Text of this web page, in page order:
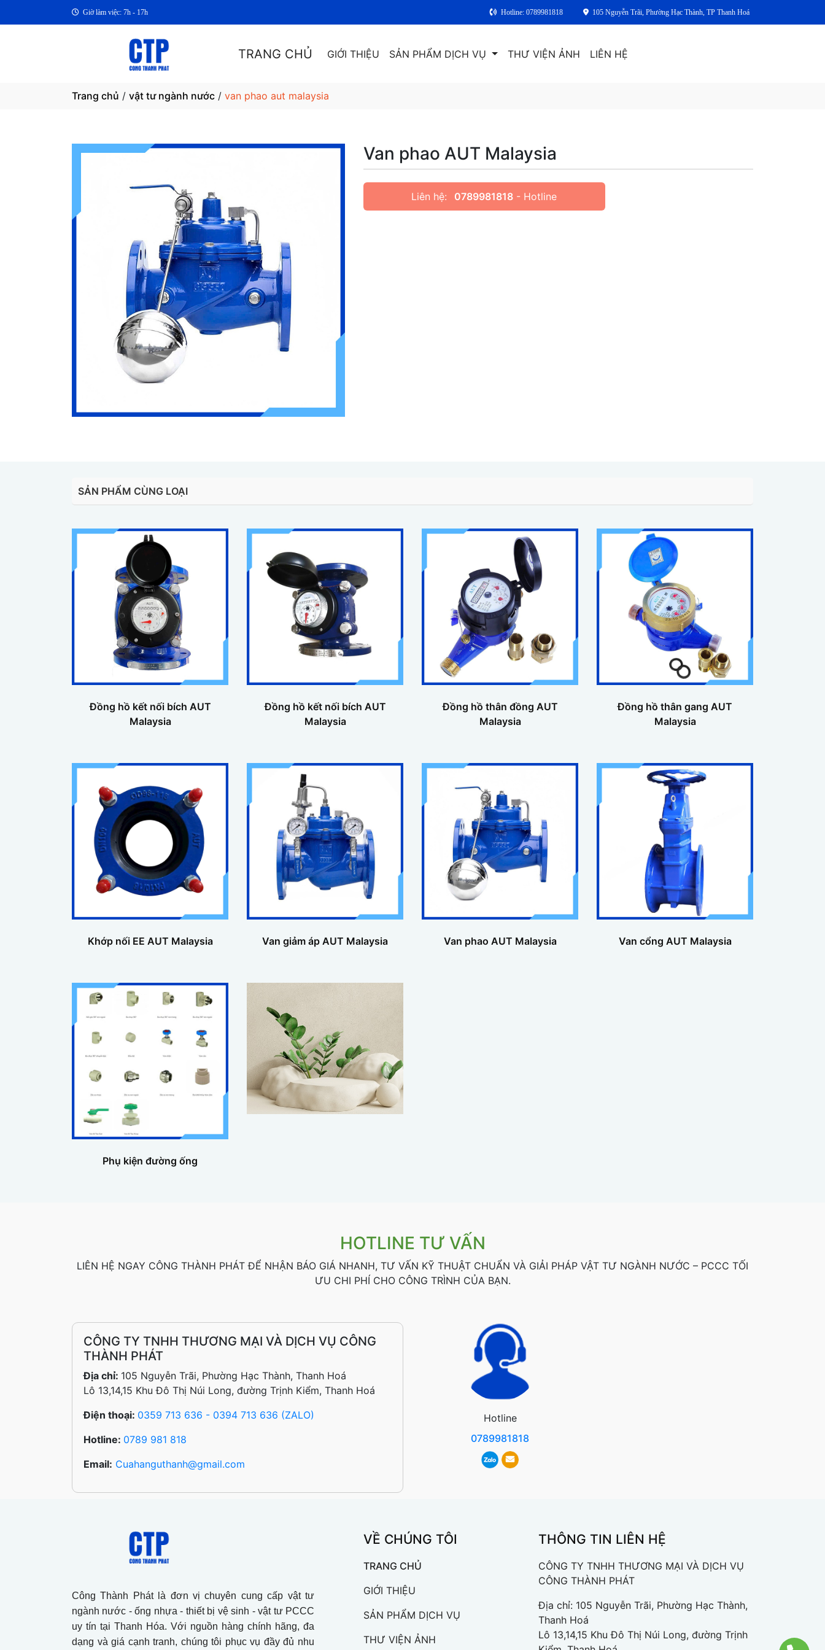
Giờ làm việc: 7h - 17h Hotline: 0789981818 105 Nguyễn Trãi, Phường Hạc Thành, TP Thanh Hoá
TRANG CHỦ GIỚI THIỆU SẢN PHẨM DỊCH VỤ THƯ VIỆN ẢNH LIÊN HỆ
Trang chủ / vật tư ngành nước / van phao aut malaysia
Van phao AUT Malaysia
Liên hệ: 0789981818 - Hotline
SẢN PHẨM CÙNG LOẠI
Đồng hồ kết nối bích AUT
Malaysia
Đồng hồ kết nối bích AUT
Malaysia
Đồng hồ thân đồng AUT
Malaysia
Đồng hồ thân gang AUT
Malaysia
Khớp nối EE AUT Malaysia Van giảm áp AUT Malaysia Van phao AUT Malaysia Van cổng AUT Malaysia
Phụ kiện đường ống
HOTLINE TƯ VẤN
LIÊN HỆ NGAY CÔNG THÀNH PHÁT ĐỂ NHẬN BÁO GIÁ NHANH, TƯ VẤN KỸ THUẬT CHUẨN VÀ GIẢI PHÁP VẬT TƯ NGÀNH NƯỚC – PCCC TỐI
ƯU CHI PHÍ CHO CÔNG TRÌNH CỦA BẠN.
CÔNG TY TNHH THƯƠNG MẠI VÀ DỊCH VỤ CÔNG
THÀNH PHÁT
Địa chỉ: 105 Nguyễn Trãi, Phường Hạc Thành, Thanh Hoá
Lô 13,14,15 Khu Đô Thị Núi Long, đường Trịnh Kiểm, Thanh Hoá
Điện thoại: 0359 713 636 - 0394 713 636 (ZALO)
Hotline: 0789 981 818
Email: Cuahanguthanh@gmail.com
Hotline
0789981818
Công Thành Phát là đơn vị chuyên cung cấp vật tư
ngành nước - ống nhựa - thiết bị vệ sinh - vật tư PCCC
uy tín tại Thanh Hóa. Với nguồn hàng chính hãng, đa
dạng và giá cạnh tranh, chúng tôi phục vụ đầy đủ nhu
VỀ CHÚNG TÔI
TRANG CHỦ
GIỚI THIỆU
SẢN PHẨM DỊCH VỤ
THƯ VIỆN ẢNH
THÔNG TIN LIÊN HỆ
CÔNG TY TNHH THƯƠNG MẠI VÀ DỊCH VỤ
CÔNG THÀNH PHÁT
Địa chỉ: 105 Nguyễn Trãi, Phường Hạc Thành,
Thanh Hoá
Lô 13,14,15 Khu Đô Thị Núi Long, đường Trịnh